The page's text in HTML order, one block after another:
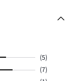
(5)
(7)